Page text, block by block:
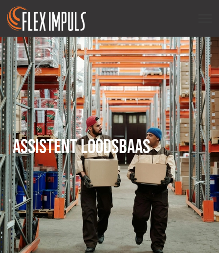
ASSISTENT LOODSBAAS